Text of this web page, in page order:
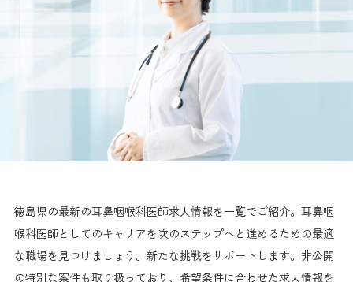
徳島県の最新の耳鼻咽喉科医師求人情報を一覧でご紹介。耳鼻咽
喉科医師としてのキャリアを次のステップへと進めるための最適
な職場を見つけましょう。新たな挑戦をサポートします。非公開
の特別な案件も取り扱っており、希望条件に合わせた求人情報を